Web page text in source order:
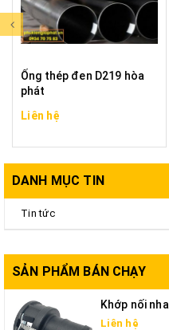
Ống thép đen D219 hòa
phát
Liên hệ
DANH MỤC TIN
Tin tức
SẢN PHẨM BÁN CHẠY
Khớp nối
Liên hệ